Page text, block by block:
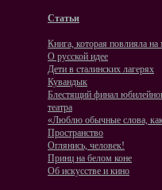
Статьи
Книга, которая повлияла
О русской идее
Дети в сталинских лагерях
Кувандык
Блестящий финал
театра
«Люблю обычные слова,
Пространство
Оглянись, человек!
Принц на белом коне
Об искусстве и кино